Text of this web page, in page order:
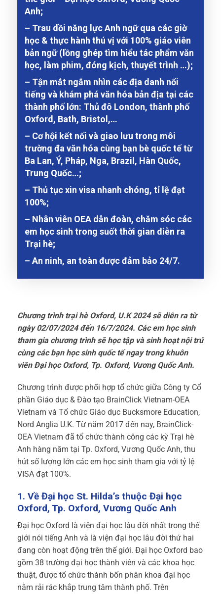
Anh;
– Trau dồi năng lực Anh ngữ qua các giờ
học & thực hành thú vị với 100% giáo viên
bản ngữ (lồng ghép tìm hiểu tác phẩm văn
học, làm phim, đóng kịch, thuyết trình …);
– Tận mắt ngắm nhìn các địa danh nổi
tiếng và khám phá văn hóa bản địa tại các
thành phố lớn: Thủ đô London, thành phố
Oxford, Bath, Bristol,…
– Cơ hội kết nối và giao lưu trong môi
trường đa văn hóa cùng bạn bè quốc tế từ
Ba Lan, Ý, Pháp, Nga, Brazil, Hàn Quốc,
Trung Quốc…;
– Thủ tục xin visa nhanh chóng, tỉ lệ đạt
100%;
– Nhân viên OEA dẫn đoàn, chăm sóc các
em học sinh trong suốt thời gian diễn ra
Trại hè;
– An ninh, an toàn được đảm bảo 24/7.
Chương trình trại hè Oxford, U.K 2024 sẽ diễn ra từ
ngày 02/07/2024 đến 16/7/2024. Các em học sinh
tham gia chương trình sẽ học tập và sinh hoạt nội trú
cùng các bạn học sinh quốc tế ngay trong khuôn
viên Đại học Oxford, Tp. Oxford, Vương Quốc Anh.
Chương trình được phối hợp tổ chức giữa Công ty Cổ
phần Giáo dục & Đào tạo BrainClick Vietnam-OEA
Vietnam và Tổ chức Giáo dục Bucksmore Education,
Nord Anglia U.K. Từ năm 2017 đến nay, BrainClick-
OEA Vietnam đã tổ chức thành công các kỳ Trại hè
Anh hàng năm tại Tp. Oxford, Vương Quốc Anh, thu
hút số lượng lớn các em học sinh tham gia với tỷ lệ
VISA đạt 100%.
1. Về Đại học St. Hilda’s thuộc Đại học
Oxford, Tp. Oxford, Vương Quốc Anh
Đại học Oxford là viện đại học lâu đời nhất trong thế
giới nói tiếng Anh và là viện đại học lâu đời thứ hai
đang còn hoạt động trên thế giới. Đại học Oxford bao
gồm 38 trường đại học thành viên và các khoa học
thuật, được tổ chức thành bốn phân khoa đại học
nằm rải rác khắp trung tâm thành phố. Trên